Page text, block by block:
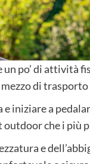
un po’ di attività
di trasporto
iniziare a
che i più
e